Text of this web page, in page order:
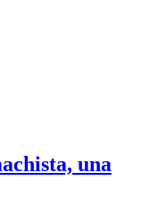
una